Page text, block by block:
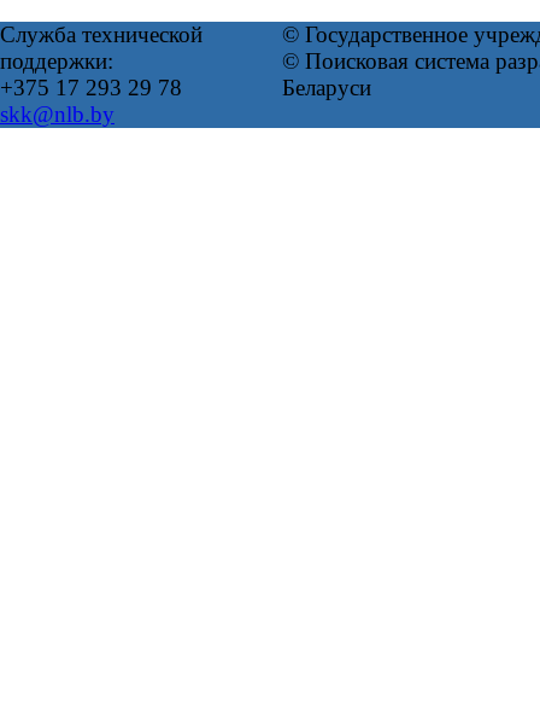
Служба технической
поддержки:
+375 17 293 29 78
skk@nlb.by
© Государственное
© Поисковая система
Беларуси